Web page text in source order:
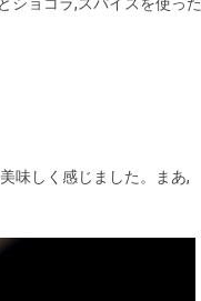
ショコラ,スパイスを使った
味しく感じました。まあ,